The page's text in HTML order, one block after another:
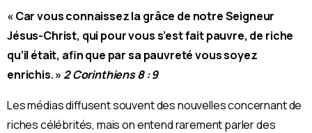
« Car vous connaissez la grâce de notre Seigneur
Jésus-Christ, qui pour vous s’est fait pauvre, de riche
qu’il était, afin que par sa pauvreté vous soyez
enrichis. » 2 Corinthiens 8 : 9
Les médias diffusent souvent des nouvelles concernant de
riches célébrités, mais on entend rarement parler des